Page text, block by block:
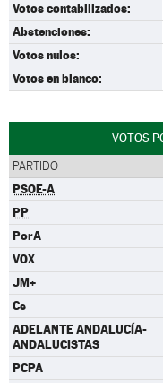
Votos contabilizados:
Abstenciones:
Votos nulos:
Votos en blanco:
VOTOS
PARTIDO
PSOE-A
PP
PorA
VOX
JM+
Cs
ADELANTE ANDALUCÍA-
ANDALUCISTAS
PCPA